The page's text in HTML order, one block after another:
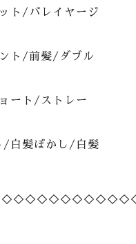
ト/バレイヤージ
ト/前髪/ダブル
ート/ストレー
/白髪ぼかし/白髪